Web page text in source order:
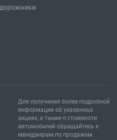
Для получения более подробной
информации об указанных
акциях, а также о стоимости
автомобилей обращайтесь к
менеджерам по продажам.